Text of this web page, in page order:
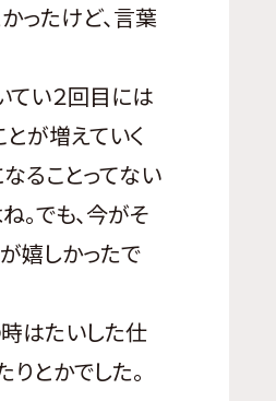
ったけど、言葉
てい２回目には
とが増えていく
ることってない
。でも、今がそ
嬉しかったで
はたいした仕
とかでした。